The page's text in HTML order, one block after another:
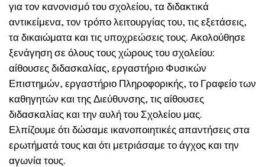
για τον κανονισμό του σχολείου, τα διδακτικά
αντικείμενα, τον τρόπο λειτουργίας του, τις εξετάσεις,
τα δικαιώματα και τις υποχρεώσεις τους. Ακολούθησε
ξενάγηση σε όλους τους χώρους του σχολείου:
αίθουσες διδασκαλίας, εργαστήριο Φυσικών
Επιστημών, εργαστήριο Πληροφορικής, το Γραφείο των
καθηγητών και της Διεύθυνσης, τις αίθουσες
διδασκαλίας και την αυλή του Σχολείου μας.
Ελπίζουμε ότι δώσαμε ικανοποιητικές απαντήσεις στα
ερωτήματά τους και ότι μετριάσαμε το άγχος και την
αγωνία τους.